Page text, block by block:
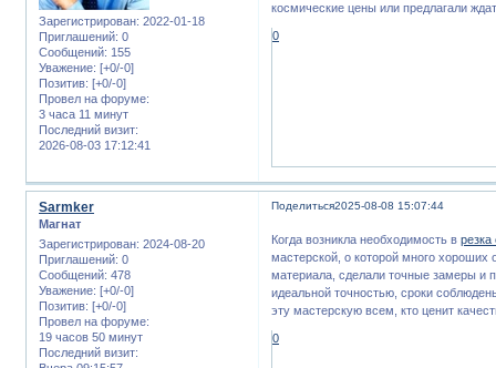
Зарегистрирован: 2022-01-18
Приглашений: 0
Сообщений: 155
Уважение: [+0/-0]
Позитив: [+0/-0]
Провел на форуме:
3 часа 11 минут
Последний визит:
2026-08-03 17:12:41
космические цены или предлагали
0
Поделиться2025-08-08 15:07:44
Sarmker
Магнат
Зарегистрирован: 2024-08-20
Приглашений: 0
Сообщений: 478
Уважение: [+0/-0]
Позитив: [+0/-0]
Провел на форуме:
19 часов 50 минут
Последний визит:
Когда возникла необходимость в
мастерской, о которой много хороших
материала, сделали точные замеры и
идеальной точностью, сроки
эту мастерскую всем, кто ценит
0